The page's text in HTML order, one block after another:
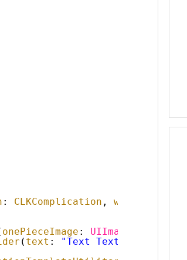
: CLKComplication , withHandler
onePieceImage : UIImage
( text : "Text Text Text Text